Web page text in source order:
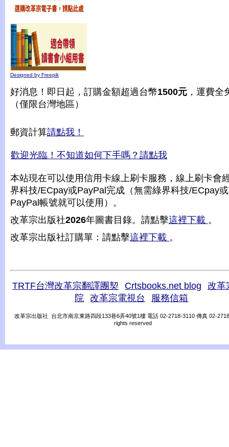
Designed by Freepik
好消息！即日起，訂購金額超過台幣1500元 ，運費全
（僅限台灣地區）
郵資計算請點我！
歡迎光臨！不知道如何下手嗎？請點我
本站現在可以使用信用卡線上刷卡服務，線上刷卡會
界科技/ECpay或PayPal完成（無需綠界科技/ECpay或
PayPal帳號就可以使用）。
改革宗出版社2026年圖書目錄。請點擊這裡下載 。
改革宗出版社訂購單：請點擊這裡下載 。
TRTF台灣改革宗翻譯團契 Crtsbooks.net blog
改革
院
改革宗電視台 服務信箱
改革宗出版社 台北市南京東路四段133巷6弄40號1樓 電話 02-2718-3110 傳真 02-
rights reserved